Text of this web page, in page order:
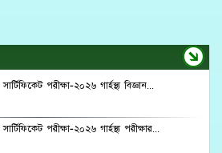
পরীক্ষা-২০২৬ গার্হস্থ্য বিজ্ঞান...
পরীক্ষা-২০২৬ গার্হস্থ্য পরীক্ষার...